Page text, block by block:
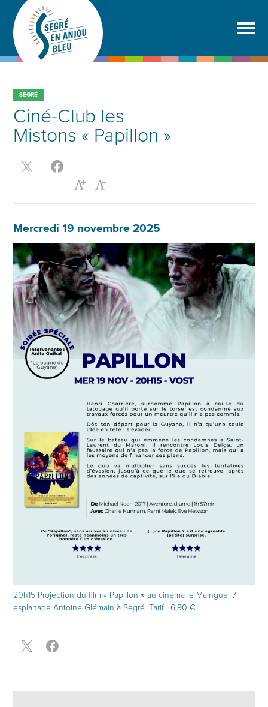
SEGRÉ
Ciné-Club les
Mistons « Papillon »
Mercredi 19 novembre 2025
20h15 Projection du film « Papillon »au cinéma le Maingué, 7
esplanade Antoine Glémain à Segré. Tarif : 6,90 €